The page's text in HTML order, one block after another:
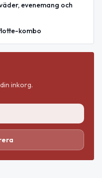
evenemang och
kombo
inkorg.